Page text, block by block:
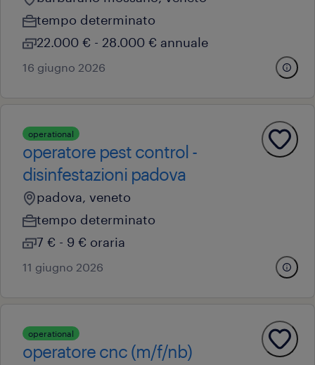
tempo determinato
22.000 € - 28.000 € annuale
16 giugno 2026
operational
operatore pest control -
disinfestazioni padova
padova, veneto
tempo determinato
7 € - 9 € oraria
11 giugno 2026
operational
operatore cnc (m/f/nb)